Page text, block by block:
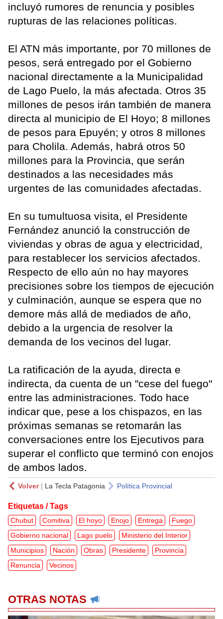
incluyó rumores de renuncia y posibles
rupturas de las relaciones políticas.
El ATN más importante, por 70 millones de
pesos, será entregado por el Gobierno
nacional directamente a la Municipalidad
de Lago Puelo, la más afectada. Otros 35
millones de pesos irán también de manera
directa al municipio de El Hoyo; 8 millones
de pesos para Epuyén; y otros 8 millones
para Cholila. Además, habrá otros 50
millones para la Provincia, que serán
destinados a las necesidades más
urgentes de las comunidades afectadas.
En su tumultuosa visita, el Presidente
Fernández anunció la construcción de
viviendas y obras de agua y electricidad,
para restablecer los servicios afectados.
Respecto de ello aún no hay mayores
precisiones sobre los tiempos de ejecución
y culminación, aunque se espera que no
demore más allá de mediados de año,
debido a la urgencia de resolver la
demanda de los vecinos del lugar.
La ratificación de la ayuda, directa e
indirecta, da cuenta de un "cese del fuego"
entre las administraciones. Todo hace
indicar que, pese a los chispazos, en las
próximas semanas se retomarán las
conversaciones entre los Ejecutivos para
superar el conflicto que terminó con enojos
de ambos lados.
Volver| La Tecla Patagonia Política Provincial
Etiquetas / Tags
Chubut Comitiva El hoyo Enojo Entrega
Fuego
Gobierno nacional
Lago puelo
Ministerio del Interior
Municipios
Nación Obras Presidente
Provincia
Renuncia
Vecinos
OTRAS NOTAS